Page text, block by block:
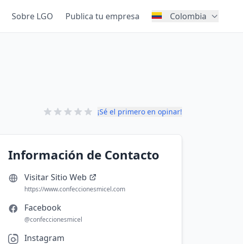
Sobre LGO Publica tu empresa Colombia
¡Sé el primero en opinar!
Información de Contacto
Visitar Sitio Web
https://www.confeccionesmicel.com
Facebook
@confeccionesmicel
Instagram